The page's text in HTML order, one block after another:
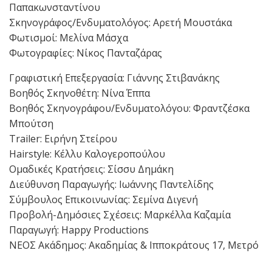
Παπακωνσταντίνου
Σκηνογράφος/Ενδυματολόγος: Αρετή Μουστάκα
Φωτισμοί: Μελίνα Μάσχα
Φωτογραφίες: Νίκος Πανταζάρας
Γραφιστική Επεξεργασία: Γιάννης Στιβανάκης
Βοηθός Σκηνοθέτη: Νίνα Έππα
Βοηθός Σκηνογράφου/Ενδυματολόγου: Φραντζέσκα
Μπούτση
Trailer: Ειρήνη Στείρου
Hairstyle: Κέλλυ Καλογεροπούλου
Ομαδικές Κρατήσεις: Σίσσυ Δημάκη
Διεύθυνση Παραγωγής: Ιωάννης Παντελίδης
Σύμβουλος Επικοινωνίας: Σεμίνα Διγενή
Προβολή-Δημόσιες Σχέσεις: Μαρκέλλα Καζαμία
Παραγωγή: Happy Productions
ΝΕΟΣ Ακάδημος: Ακαδημίας & Ιπποκράτους 17, Μετρό